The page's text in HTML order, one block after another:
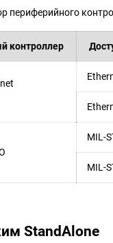
периферийного
контроллер
MIL-
MIL-
StandAlone